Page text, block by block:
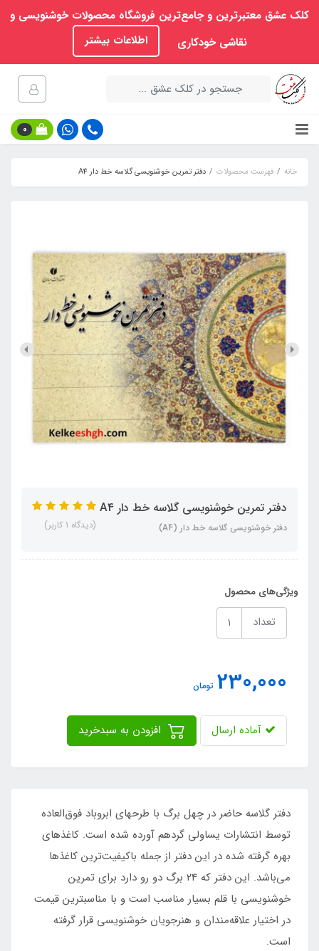
کلک عشق معتبرترین و جامع‌ترین فروشگاه محصولات خوشنویسی و
نقاشی خودکاری
اطلاعات بیشتر
0
خانه فهرست محصولات دفتر تمرین خوشنویسی گلاسه خط دار A4
دفتر تمرین خوشنویسی گلاسه خط دار A4
دفتر خوشنویسی گلاسه خط دار (A4) (دیدگاه 1 کاربر)
ویژگی‌های محصول
تعداد
230,000 تومان
آماده ارسال
دفتر گلاسه حاضر در چهل برگ با طرحهای ابروباد فوق‌العاده
توسط انتشارات یساولی گردهم آورده شده است. کاغذهای
بهره گرفته شده در این دفتر از جمله باکیفیت‌ترین کاغذها
می‌باشد. این دفتر که 24 برگ دو رو دارد برای تمرین
خوشنویسی با قلم بسیار مناسب است و با مناسبترین قیمت
در اختیار علاقه‌مندان و هنرجویان خوشنویسی قرار گرفته
است.